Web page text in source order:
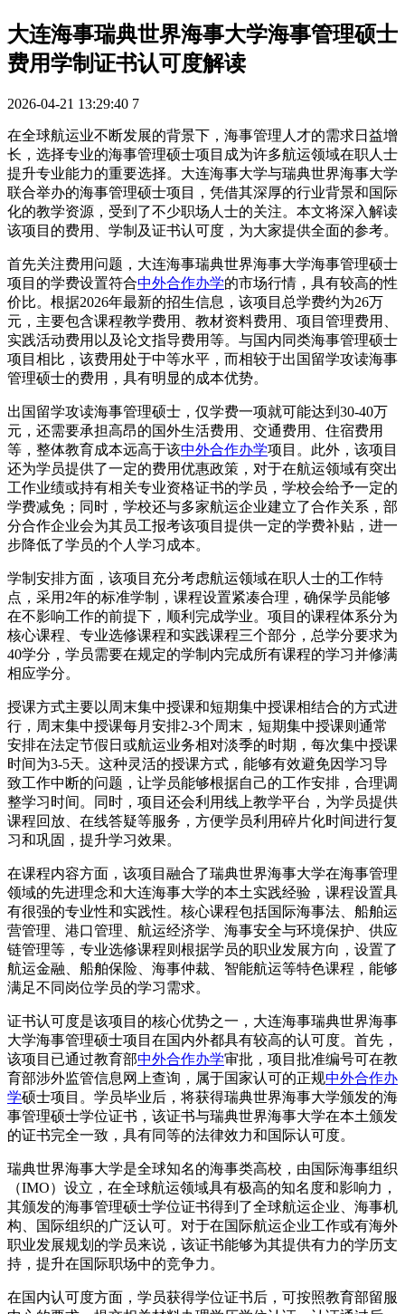
大连海事瑞典世界海事大学海事管理硕士
费用学制证书认可度解读
2026-04-21 13:29:40 7
在全球航运业不断发展的背景下，海事管理人才的需求日益增
长，选择专业的海事管理硕士项目成为许多航运领域在职人士
提升专业能力的重要选择。大连海事大学与瑞典世界海事大学
联合举办的海事管理硕士项目，凭借其深厚的行业背景和国际
化的教学资源，受到了不少职场人士的关注。本文将深入解读
该项目的费用、学制及证书认可度，为大家提供全面的参考。
首先关注费用问题，大连海事瑞典世界海事大学海事管理硕士
项目的学费设置符合中外合作办学的市场行情，具有较高的性
价比。根据2026年最新的招生信息，该项目总学费约为26万
元，主要包含课程教学费用、教材资料费用、项目管理费用、
实践活动费用以及论文指导费用等。与国内同类海事管理硕士
项目相比，该费用处于中等水平，而相较于出国留学攻读海事
管理硕士的费用，具有明显的成本优势。
出国留学攻读海事管理硕士，仅学费一项就可能达到30-40万
元，还需要承担高昂的国外生活费用、交通费用、住宿费用
等，整体教育成本远高于该中外合作办学项目。此外，该项目
还为学员提供了一定的费用优惠政策，对于在航运领域有突出
工作业绩或持有相关专业资格证书的学员，学校会给予一定的
学费减免；同时，学校还与多家航运企业建立了合作关系，部
分合作企业会为其员工报考该项目提供一定的学费补贴，进一
步降低了学员的个人学习成本。
学制安排方面，该项目充分考虑航运领域在职人士的工作特
点，采用2年的标准学制，课程设置紧凑合理，确保学员能够
在不影响工作的前提下，顺利完成学业。项目的课程体系分为
核心课程、专业选修课程和实践课程三个部分，总学分要求为
40学分，学员需要在规定的学制内完成所有课程的学习并修满
相应学分。
授课方式主要以周末集中授课和短期集中授课相结合的方式进
行，周末集中授课每月安排2-3个周末，短期集中授课则通常
安排在法定节假日或航运业务相对淡季的时期，每次集中授课
时间为3-5天。这种灵活的授课方式，能够有效避免因学习导
致工作中断的问题，让学员能够根据自己的工作安排，合理调
整学习时间。同时，项目还会利用线上教学平台，为学员提供
课程回放、在线答疑等服务，方便学员利用碎片化时间进行复
习和巩固，提升学习效果。
在课程内容方面，该项目融合了瑞典世界海事大学在海事管理
领域的先进理念和大连海事大学的本土实践经验，课程设置具
有很强的专业性和实践性。核心课程包括国际海事法、船舶运
营管理、港口管理、航运经济学、海事安全与环境保护、供应
链管理等，专业选修课程则根据学员的职业发展方向，设置了
航运金融、船舶保险、海事仲裁、智能航运等特色课程，能够
满足不同岗位学员的学习需求。
证书认可度是该项目的核心优势之一，大连海事瑞典世界海事
大学海事管理硕士项目在国内外都具有较高的认可度。首先，
该项目已通过教育部中外合作办学审批，项目批准编号可在教
育部涉外监管信息网上查询，属于国家认可的正规中外合作办
学硕士项目。学员毕业后，将获得瑞典世界海事大学颁发的海
事管理硕士学位证书，该证书与瑞典世界海事大学在本土颁发
的证书完全一致，具有同等的法律效力和国际认可度。
瑞典世界海事大学是全球知名的海事类高校，由国际海事组织
（IMO）设立，在全球航运领域具有极高的知名度和影响力，
其颁发的海事管理硕士学位证书得到了全球航运企业、海事机
构、国际组织的广泛认可。对于在国际航运企业工作或有海外
职业发展规划的学员来说，该证书能够为其提供有力的学历支
持，提升在国际职场中的竞争力。
在国内认可度方面，学员获得学位证书后，可按照教育部留服